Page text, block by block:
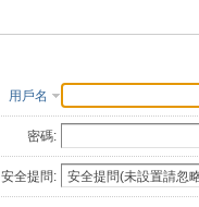
用戶名
密碼:
安全提問: